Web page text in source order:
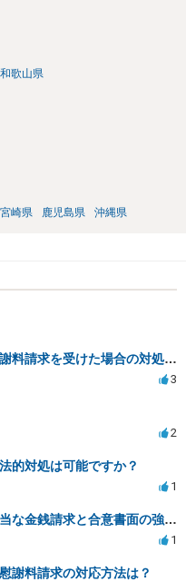
たします。
和歌山県
宮崎県 鹿児島県 沖縄県
未成年の娘がネット恋愛で慰謝料請求を受けた場合の対処法は？
3
2
的対処は可能ですか？
1
未入籍の元同棲相手からの不当な金銭請求と合意書面の強要について
1
謝料請求の対応方法は？